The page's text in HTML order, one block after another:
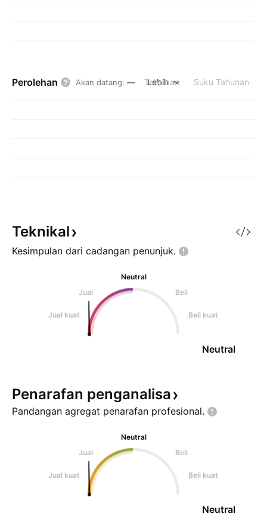
Perolehan Akan datang: — Tahunan Suku Tahunan
Lebih
Teknikal
Kesimpulan dari cadangan penunjuk.
Neutral
Jual
Beli
Jual kuat Beli kuat
Neutral
Penarafan penganalisa
Pandangan agregat penarafan profesional.
Neutral
Jual
Beli
Jual kuat Beli kuat
Neutral